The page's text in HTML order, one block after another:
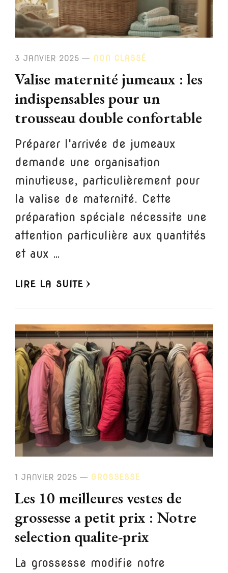
3 JANVIER 2025 NON CLASSÉ
Valise maternité jumeaux : les
indispensables pour un
trousseau double confortable
Préparer l'arrivée de jumeaux
demande une organisation
minutieuse, particulièrement pour
la valise de maternité. Cette
préparation spéciale nécessite une
attention particulière aux quantités
et aux …
LIRE LA SUITE
1 JANVIER 2025 GROSSESSE
Les 10 meilleures vestes de
grossesse a petit prix : Notre
selection qualite-prix
La grossesse modifie notre